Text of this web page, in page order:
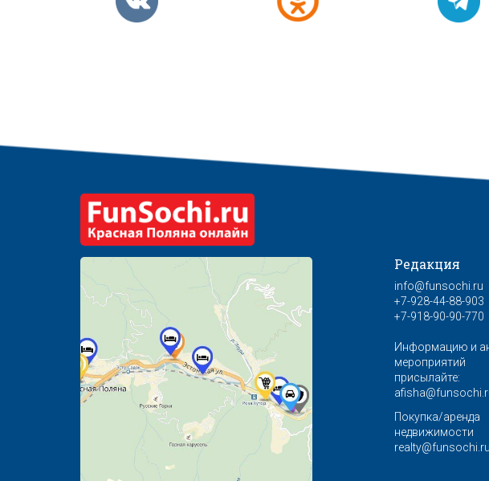
Редакция
info@funsochi.ru
+7-928-44-88-903
+7-918-90-90-770
Информацию и
мероприятий
присылайте:
Покупка/аренда
недвижимости
realty@funsochi.ru